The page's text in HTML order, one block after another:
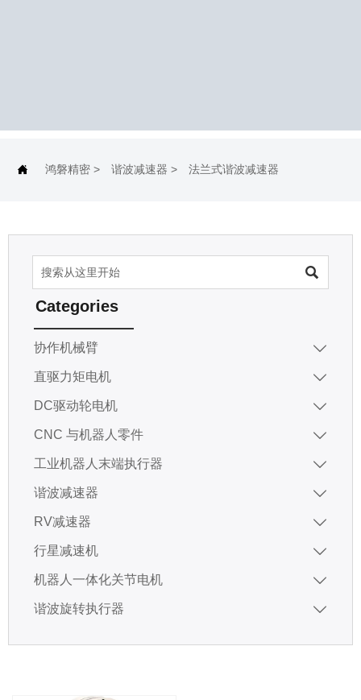
 鸿磐精密 > 谐波减速器 > 法兰式谐波减速器

Categories
协作机械臂 
直驱力矩电机 
DC驱动轮电机 
CNC 与机器人零件 
工业机器人末端执行器 
谐波减速器 
RV减速器 
行星减速机 
机器人一体化关节电机 
谐波旋转执行器 